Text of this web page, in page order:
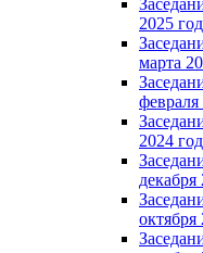
2025
марта
февраля
2024
декабря
октября